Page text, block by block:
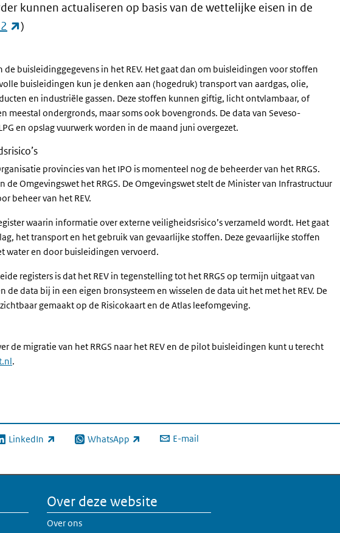
kunnen actualiseren op basis van de wettelijke eisen in de
(externe link)
)
de buisleidinggegevens in het REV. Het gaat dan om buisleidingen voor stoffen
buisleidingen kun je denken aan (hogedruk) transport van aardgas, olie,
en industriële gassen. Deze stoffen kunnen giftig, licht ontvlambaar, of
meestal ondergronds, maar soms ook bovengronds. De data van Seveso-
en opslag vuurwerk worden in de maand juni overgezet.
provincies van het IPO is momenteel nog de beheerder van het RRGS.
de Omgevingswet het RRGS. De Omgevingswet stelt de Minister van Infrastructuur
beheer van het REV.
waarin informatie over externe veiligheidsrisico’s verzameld wordt. Het gaat
het transport en het gebruik van gevaarlijke stoffen. Deze gevaarlijke stoffen
water en door buisleidingen vervoerd.
registers is dat het REV in tegenstelling tot het RRGS op termijn uitgaat van
data bij in een eigen bronsysteem en wisselen de data uit het met het REV. De
gemaakt op de Risicokaart en de Atlas leefomgeving.
de migratie van het RRGS naar het REV en de pilot buisleidingen kunt u terecht
.
LinkedIn
link) WhatsApp
(externe link) E-mail
Over deze website
Over ons